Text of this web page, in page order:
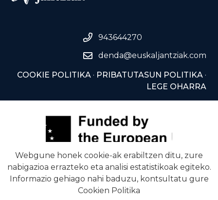
943644270
denda@euskaljantziak.com
COOKIE POLITIKA · PRIBATUTASUN POLITIKA ·
LEGE OHARRA
Webgune honek cookie-ak erabiltzen ditu, zure
nabigazioa errazteko eta analisi estatistikoak egiteko.
Informazio gehiago nahi baduzu, kontsultatu gure
Cookien Politika